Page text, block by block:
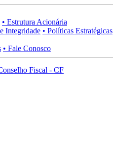
• Estrutura Acionária
Integridade • Políticas Estratégicas
• Fale Conosco
Fiscal - CF